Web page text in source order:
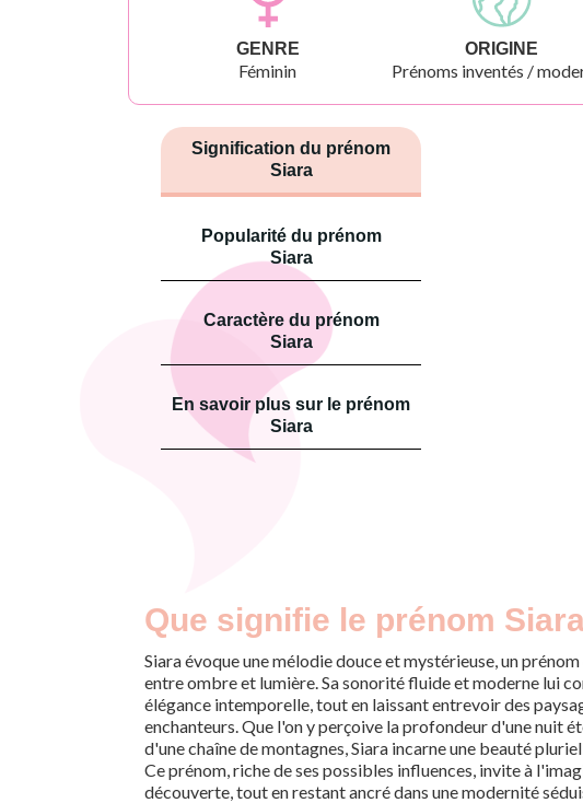
GENRE
Féminin
ORIGINE
Prénoms inventés /
Signification du prénom
Siara
Popularité du prénom
Siara
Caractère du prénom
Siara
En savoir plus sur le prénom
Siara
Que signifie le prénom
Siara évoque une mélodie douce et mystérieuse, un
entre ombre et lumière. Sa sonorité fluide et moderne lui
élégance intemporelle, tout en laissant entrevoir des
enchanteurs. Que l'on y perçoive la profondeur d'une nuit
d'une chaîne de montagnes, Siara incarne une beauté
Ce prénom, riche de ses possibles influences, invite à
découverte, tout en restant ancré dans une modernité